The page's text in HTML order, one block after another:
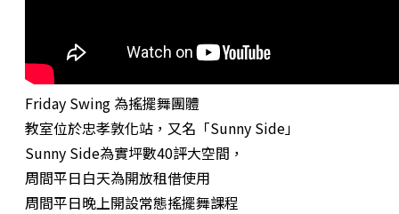
Friday Swing 為搖擺舞團體
教室位於忠孝敦化站，又名「Sunny Side」
Sunny Side為實坪數40評大空間，
周間平日白天為開放租借使用
周間平日晚上開設常態搖擺舞課程